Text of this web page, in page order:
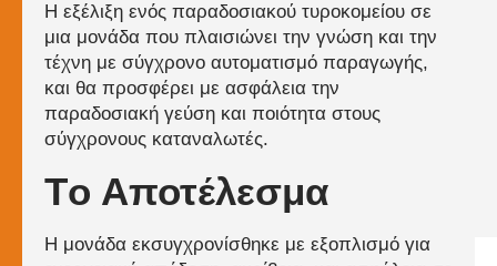
Η εξέλιξη ενός παραδοσιακού τυροκομείου σε
μια μονάδα που πλαισιώνει την γνώση και την
τέχνη με σύγχρονο αυτοματισμό παραγωγής,
και θα προσφέρει με ασφάλεια την
παραδοσιακή γεύση και ποιότητα στους
σύγχρονους καταναλωτές.
Tο Αποτέλεσμα
Η μονάδα εκσυγχρονίσθηκε με εξοπλισμό για